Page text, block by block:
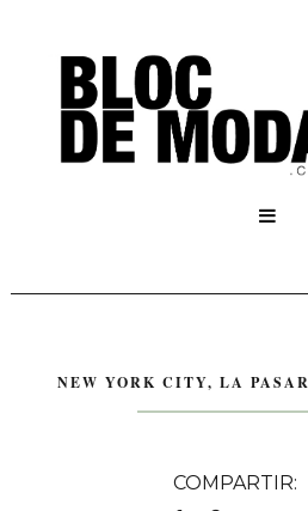

NEW YORK CITY, LA
COMPARTIR: